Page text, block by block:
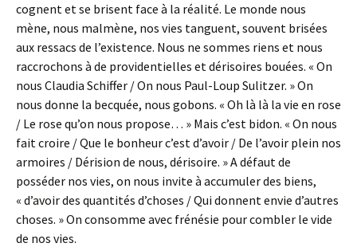
cognent et se brisent face à la réalité. Le monde nous
mène, nous malmène, nos vies tanguent, souvent brisées
aux ressacs de l’existence. Nous ne sommes riens et nous
raccrochons à de providentielles et dérisoires bouées. « On
nous Claudia Schiffer / On nous Paul-Loup Sulitzer. » On
nous donne la becquée, nous gobons. « Oh là là la vie en rose
/ Le rose qu’on nous propose… » Mais c’est bidon. « On nous
fait croire / Que le bonheur c’est d’avoir / De l’avoir plein nos
armoires / Dérision de nous, dérisoire. » A défaut de
posséder nos vies, on nous invite à accumuler des biens,
« d’avoir des quantités d’choses / Qui donnent envie d’autres
choses. » On consomme avec frénésie pour combler le vide
de nos vies.